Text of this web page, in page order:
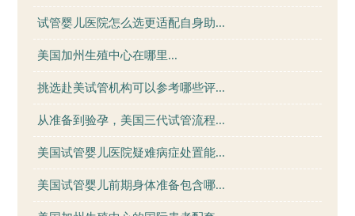
试管婴儿医院怎么选更适配自身助...
美国加州生殖中心在哪里...
挑选赴美试管机构可以参考哪些评...
从准备到验孕，美国三代试管流程...
美国试管婴儿医院疑难病症处置能...
美国试管婴儿前期身体准备包含哪...